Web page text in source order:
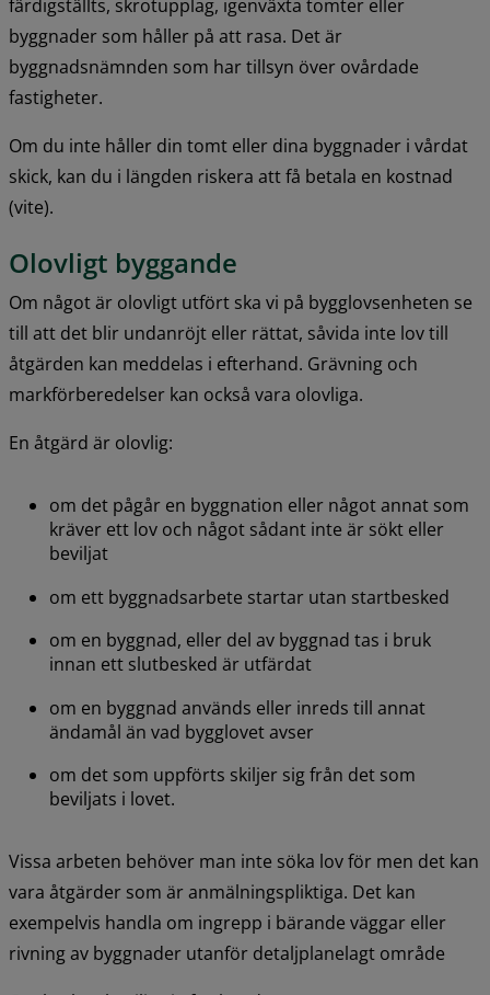
färdigställts, skrotupplag, igenväxta tomter eller
byggnader som håller på att rasa. Det är
byggnadsnämnden som har tillsyn över ovårdade
fastigheter.
Om du inte håller din tomt eller dina byggnader i vårdat
skick, kan du i längden riskera att få betala en kostnad
(vite).
Olovligt byggande
Om något är olovligt utfört ska vi på bygglovsenheten se
till att det blir undanröjt eller rättat, såvida inte lov till
åtgärden kan meddelas i efterhand. Grävning och
markförberedelser kan också vara olovliga.
En åtgärd är olovlig:
om det pågår en byggnation eller något annat som
kräver ett lov och något sådant inte är sökt eller
beviljat
om ett byggnadsarbete startar utan startbesked
om en byggnad, eller del av byggnad tas i bruk
innan ett slutbesked är utfärdat
om en byggnad används eller inreds till annat
ändamål än vad bygglovet avser
om det som uppförts skiljer sig från det som
beviljats i lovet.
Vissa arbeten behöver man inte söka lov för men det kan
vara åtgärder som är anmälningspliktiga. Det kan
exempelvis handla om ingrepp i bärande väggar eller
rivning av byggnader utanför detaljplanelagt område